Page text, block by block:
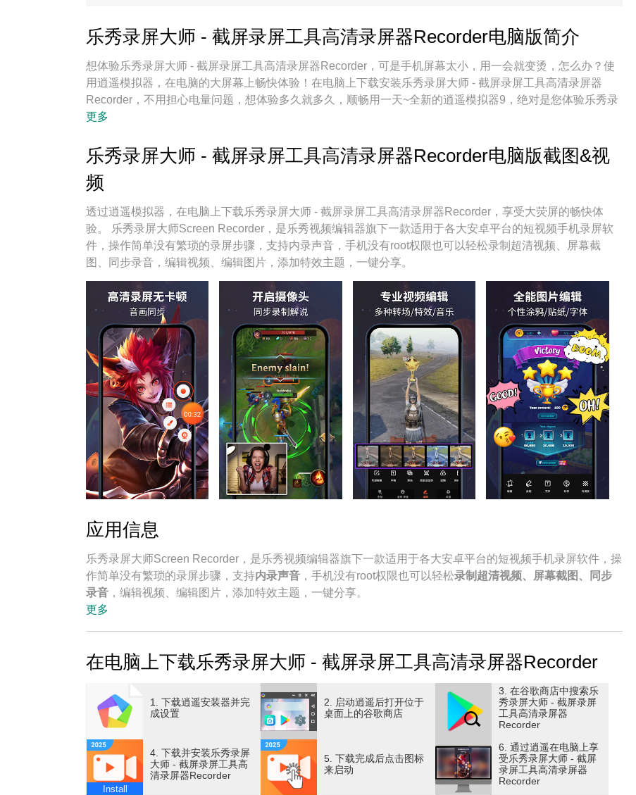
乐秀录屏大师 - 截屏录屏工具高清录屏器Recorder电脑版简介
想体验乐秀录屏大师 - 截屏录屏工具高清录屏器Recorder，可是手机屏幕太小，用一会就变烫，怎么办？使
用逍遥模拟器，在电脑的大屏幕上畅快体验！在电脑上下载安装乐秀录屏大师 - 截屏录屏工具高清录屏器
Recorder，不用担心电量问题，想体验多久就多久，顺畅用一天~全新的逍遥模拟器9，绝对是您体验乐秀录
屏大师 - 截屏录屏工具高清录屏器Recorder电脑版的好选择。完美的按键映射系统让乐秀录屏大师 - 截屏录
发挥电脑效能，保障长时间稳定运作。我们致力于不让设备限制您的体验，用起来轻松高效，畅快无比！
更多
乐秀录屏大师 - 截屏录屏工具高清录屏器Recorder电脑版截图&视
频
透过逍遥模拟器，在电脑上下载乐秀录屏大师 - 截屏录屏工具高清录屏器Recorder，享受大荧屏的畅快体
验。 乐秀录屏大师Screen Recorder，是乐秀视频编辑器旗下一款适用于各大安卓平台的短视频手机录屏软
件，操作简单没有繁琐的录屏步骤，支持内录声音，手机没有root权限也可以轻松录制超清视频、屏幕截
图、同步录音，编辑视频、编辑图片，添加特效主题，一键分享。
应用信息
乐秀录屏大师Screen Recorder，是乐秀视频编辑器旗下一款适用于各大安卓平台的短视频手机录屏软件，操
作简单没有繁琐的录屏步骤，支持内录声音 ，手机没有root权限也可以轻松录制超清视频、屏幕截图、同步
录音 ，编辑视频、编辑图片，添加特效主题，一键分享。
程，留住每个精彩瞬间。
产品特性：
一键录屏：悬浮窗录屏方便快捷，横竖双屏不同方向自由选择，录制各种画幅尺寸的视频。可开启摄像头，
同步录制你的表情，视频录制时长无限制。
内录声音：同步录制内部音频，轻松录制游戏直播，视频通话，音画同步。
更多
在电脑上下载乐秀录屏大师 - 截屏录屏工具高清录屏器Recorder
1. 下载逍遥安装器并完
成设置
2. 启动逍遥后打开位于
桌面上的谷歌商店
3. 在谷歌商店中搜索乐
秀录屏大师 - 截屏录屏
工具高清录屏器
Recorder
Install
4. 下载并安装乐秀录屏
大师 - 截屏录屏工具高
清录屏器Recorder
5. 下载完成后点击图标
来启动
6. 通过逍遥在电脑上享
受乐秀录屏大师 - 截屏
录屏工具高清录屏器
Recorder